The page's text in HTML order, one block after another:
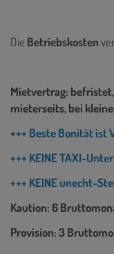
Die Betriebskosten
Mietvertrag:
mieterseits, bei
+++ Beste Bonität ist
+++ KEINE TAXI-
+++ KEINE unecht-
Kaution: 6
Provision: 3